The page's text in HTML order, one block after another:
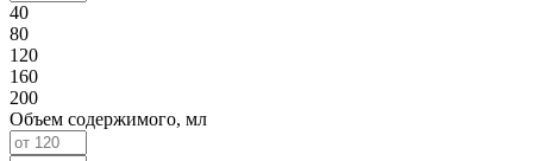
40
80
120
160
200
Объем содержимого, мл